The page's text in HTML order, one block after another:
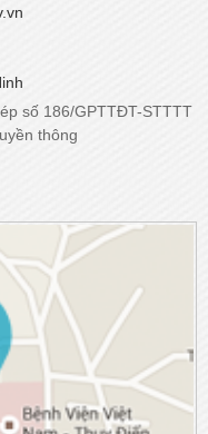
số 186/GPTTĐT-STTTT
thông